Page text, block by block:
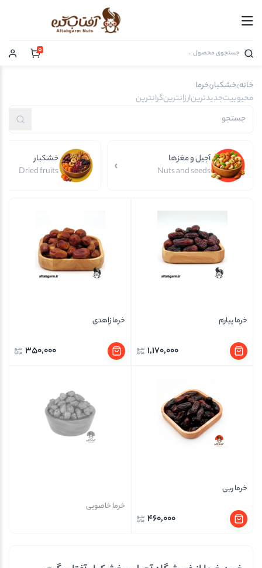
0
خانه خشکبار خرما
محبوبیتجدیدترینارزانترینگرانترین
آجیل و مغزها
Nuts and seeds
خشکبار
Dried fruits
خرما پیارم
1,170,000
خرما زاهدی
350,000
خرما ربی
460,000
خرما خاصویی